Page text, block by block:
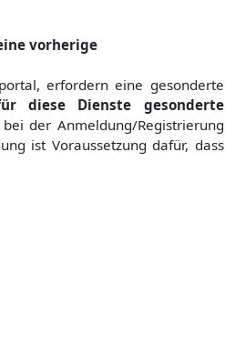
vorherige
erfordern eine gesonderte
diese Dienste gesonderte
der Anmeldung/Registrierung
ist Voraussetzung dafür, dass